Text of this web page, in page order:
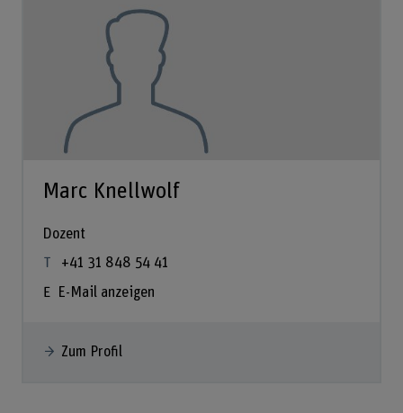
Marc Knellwolf
Dozent
+41 31 848 54 41
E-Mail anzeigen
Zum Profil